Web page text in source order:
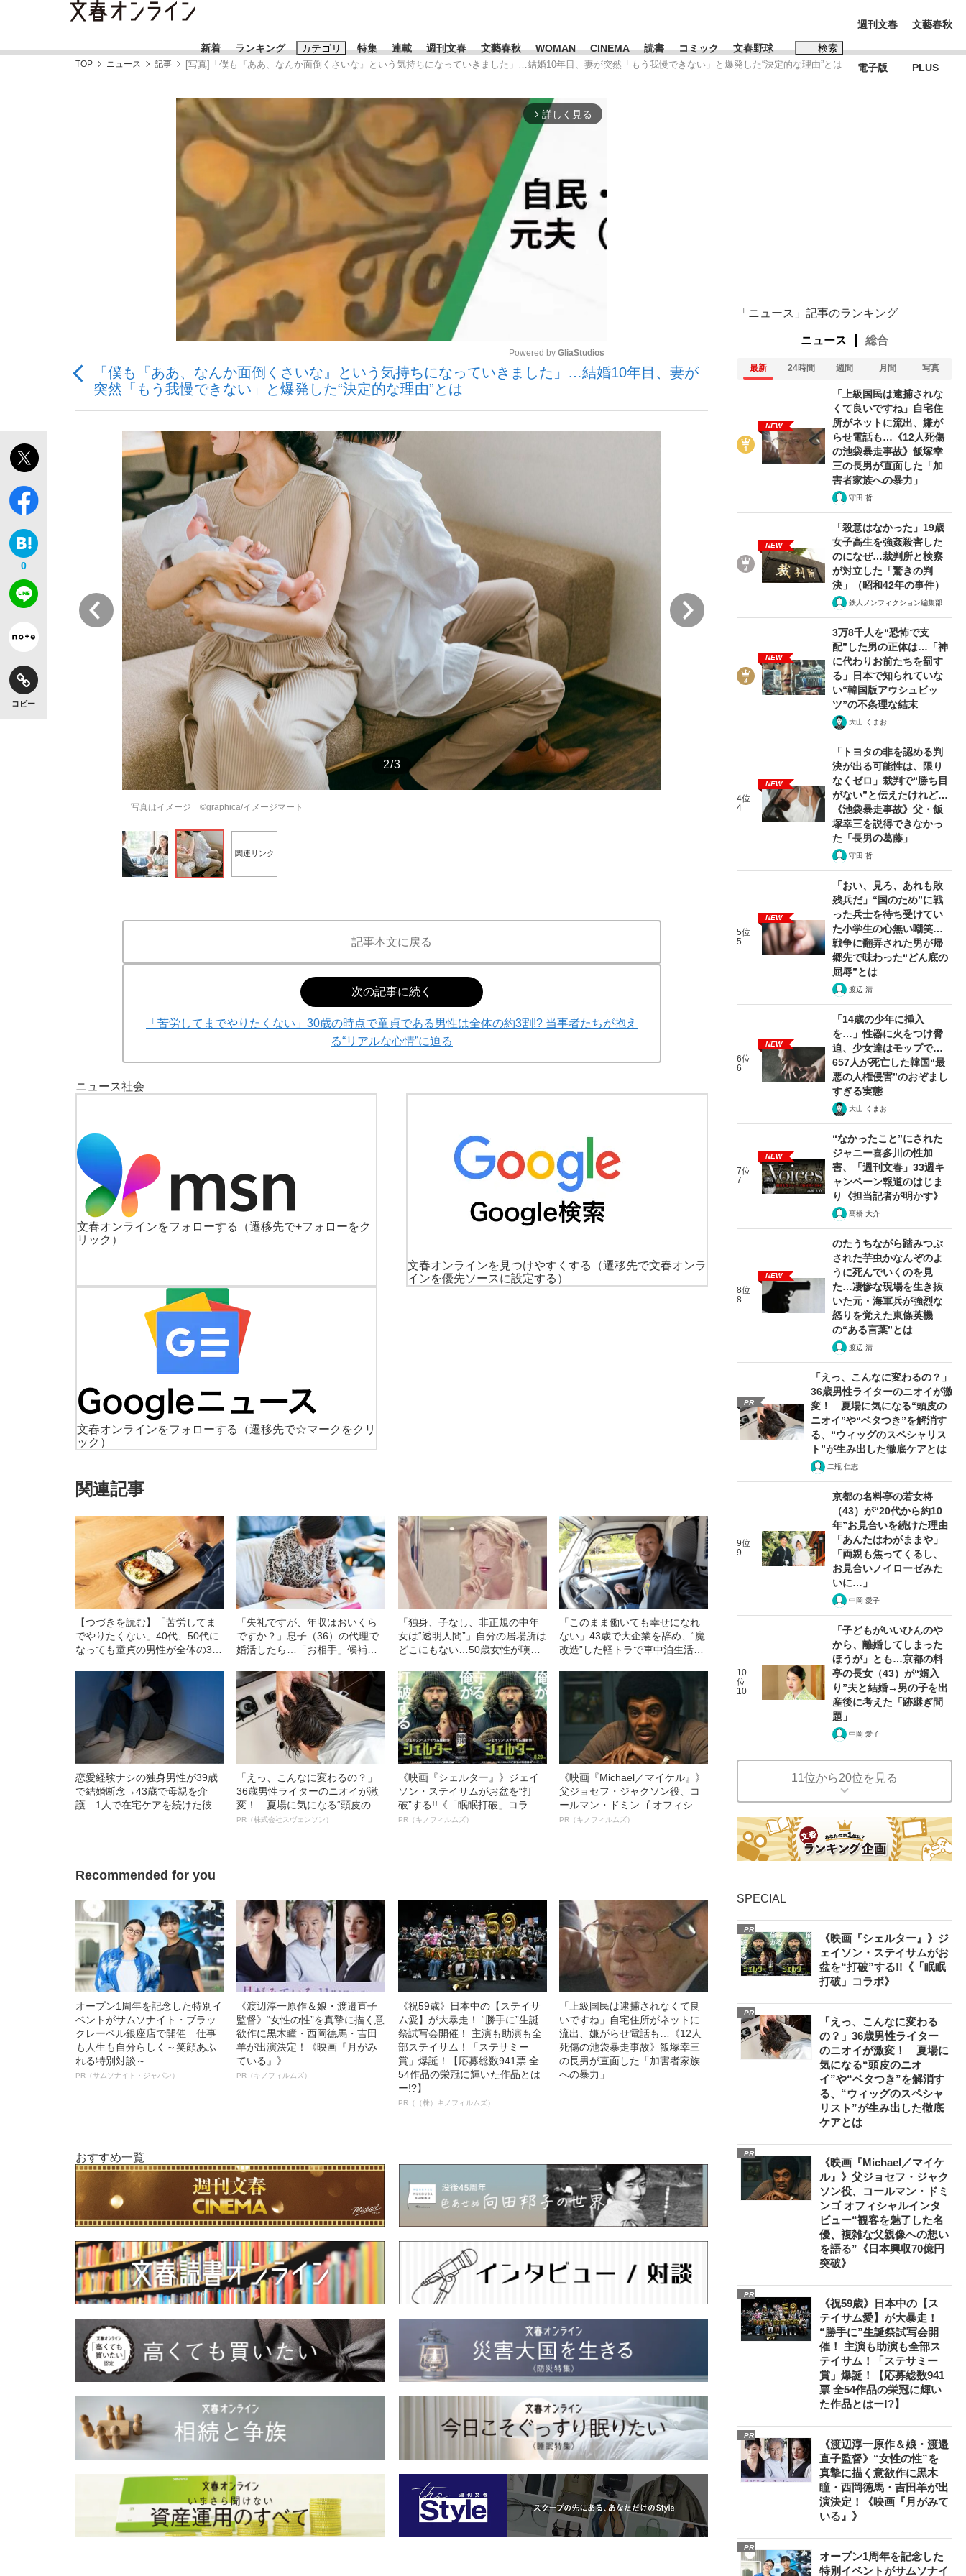
新着 ランキング カテゴリ
「90%は失敗する。でも…」本田圭佑が初めて明かした日本代表監督に...
「敗因分析は一切聞かれなかった」侍ジャパン選手が証言した“NPB聞... 「クマが悪者扱いされているのが悲しい」『北の国から』倉本聰氏（91...
「目標達成できなかったからと言って…」サッカー日本代表・森保一監督...
もっと見る
特集
終戦から81年
観る将棋、読む将棋
キングの誕生を、目撃せよ。
いまさら聞けない資産運用のすべて
the Style
もっと見る
連載 週刊文春 文藝春秋 WOMAN CINEMA 読書 コミック 文春野球 検索
おすすめのキーワードタグ一覧
#藤田晋 #三山凌輝 #高市早苗 #後藤真希 #森岡毅 #城彰二
#玉木雄一郎
#亀和田武
週刊文春
電子版
文藝春秋
PLUS
TOP ニュース 記事 [写真]「僕も『ああ、なんか面倒くさいな』という気持ちになっていきました」…結婚10年目、妻が突然「もう我慢できない」と爆発した“決定的な理由”とは
arrow_forward_ios 詳しく見る
Powered by GliaStudios
「僕も『ああ、なんか面倒くさいな』という気持ちになっていきました」…結婚10年目、妻が
突然「もう我慢できない」と爆発した“決定的な理由”とは
0
コピー
2/3
写真はイメージ ©graphica/イメージマート
「僕も『ああ、なんか面倒くさいな』という気持ちにな
う我慢できない」と爆発した“決定的な理由”とは
『モテない中年 恋愛格差と孤独を超えて』より #1 2026/
【つづきを読む】「苦労してまでやりたくない」40代
当事者たちが抱える“リアルな心情”に迫る 「失礼ですが
代理で婚活したら…「お相手」候補の親から突き付けら
規の中年女は“透明人間”」自分の居場所はどこにもな
前
関連リンク
記事本文に戻る
次の記事に続く
「苦労してまでやりたくない」30歳の時点で童貞である男性は全体の約3割!? 当事者たちが抱え
る“リアルな心情”に迫る
ニュース社会
文春オンラインをフォローする
（遷移先で+フォローをク
リック）
文春オンラインを見つけやすくする
（遷移先で文春オンラ
インを優先ソースに設定する）
文春オンラインをフォローする
（遷移先で☆マークをクリ
ック）
関連記事
【つづきを読む】「苦労してま
でやりたくない」40代、50代に
なっても童貞の男性が全体の3
な心情”に迫る
「失礼ですが、年収はおいくら
ですか？」息子（36）の代理で
婚活したら…「お相手」候補の
条件”
「独身、子なし、非正規の中年
女は“透明人間”」自分の居場所は
どこにもない…50歳女性が嘆く
会のひずみ
「このまま働いても幸せになれ
ない」43歳で大企業を辞め、“魔
改造”した軽トラで車中泊生活…
る、安定した職業を捨てた“本当
の理由”
恋愛経験ナシの独身男性が39歳
で結婚断念→43歳で母親を介
護…1人で在宅ケアを続けた彼
「えっ、こんなに変わるの？」
36歳男性ライターのニオイが激
変！ 夏場に気になる“頭皮のニ
オイ”や“ベタつき”を解消す
PR（株式会社スヴェンソン）
《映画『シェルター』》ジェイ
ソン・ステイサムがお盆を“打
破”する!!《「眠眠打破」コラ
ボ》
PR（キノフィルムズ）
《映画『Michael／マイケル』》
父ジョセフ・ジャクソン役、コ
ールマン・ドミンゴ オフィシャ
ルインタビュー“観客を魅了した
PR（キノフィルムズ）
Recommended for you
オープン1周年を記念した特別イ
ベントがサムソナイト・ブラッ
クレーベル銀座店で開催 仕事
も人生も自分らしく～笑顔あふ
れる特別対談～
PR（サムソナイト・ジャパン）
《渡辺淳一原作＆娘・渡邉直子
監督》“女性の性”を真摯に描く意
欲作に黒木瞳・西岡德馬・吉田
羊が出演決定！《映画『月がみ
ている』》
PR（キノフィルムズ）
《祝59歳》日本中の【ステイサ
ム愛】が大暴走！ “勝手に”生誕
祭試写会開催！ 主演も助演も全
部ステイサム！「ステサミー
賞」爆誕！【応募総数941票 全
54作品の栄冠に輝いた作品とは
ー!?】
PR（（株）キノフィルムズ）
「上級国民は逮捕されなくて良
いですね」自宅住所がネットに
流出、嫌がらせ電話も…《12人
死傷の池袋暴走事故》飯塚幸三
の長男が直面した「加害者家族
への暴力」
おすすめ一覧
「ニュース」記事のランキング
ニュース 総合
最新 24時間 週間 月間 写真
NEW
「上級国民は逮捕されな
くて良いですね」自宅住
所がネットに流出、嫌が
らせ電話も…《12人死傷
の池袋暴走事故》飯塚幸
三の長男が直面した「加
害者家族への暴力」
守田 哲
NEW
「殺意はなかった」19歳
女子高生を強姦殺害した
のになぜ…裁判所と検察
が対立した「驚きの判
決」（昭和42年の事件）
鉄人ノンフィクション編集部
NEW
3万8千人を“恐怖で支
配”した男の正体は…「神
に代わりお前たちを罰す
る」日本で知られていな
い“韓国版アウシュビッ
ツ”の不条理な結末
大山 くまお
4位
4
NEW
「トヨタの非を認める判
決が出る可能性は、限り
なくゼロ」裁判で“勝ち目
がない”と伝えたけれど…
《池袋暴走事故》父・飯
塚幸三を説得できなかっ
た「長男の葛藤」
守田 哲
5位
5
NEW
「おい、見ろ、あれも敗
残兵だ」“国のため”に戦
った兵士を待ち受けてい
た小学生の心無い嘲笑…
戦争に翻弄された男が帰
郷先で味わった“どん底の
屈辱”とは
渡辺 清
6位
6
NEW
「14歳の少年に挿入
を…」性器に火をつけ脅
迫、少女達はモップで…
657人が死亡した韓国“最
悪の人権侵害”のおぞまし
すぎる実態
大山 くまお
7位
7
NEW
“なかったこと”にされた
ジャニー喜多川の性加
害、「週刊文春」33週キ
ャンペーン報道のはじま
り《担当記者が明かす》
髙橋 大介
8位
8
NEW
のたうちながら踏みつぶ
された芋虫かなんぞのよ
うに死んでいくのを見
た…凄惨な現場を生き抜
いた元・海軍兵が強烈な
怒りを覚えた東條英機
の“ある言葉”とは
渡辺 清
PR
「えっ、こんなに変わるの？」
36歳男性ライターのニオイが激
変！ 夏場に気になる“頭皮の
ニオイ”や“ベタつき”を解消す
る、“ウィッグのスペシャリス
ト”が生み出した徹底ケアとは
二瓶 仁志
9位
9
京都の名料亭の若女将
（43）が“20代から約10
年”お見合いを続けた理由
「あんたはわがままや」
「両親も焦ってくるし、
お見合いノイローゼみた
いに…」
中岡 愛子
10
位
10
「子どもがいいひんのや
から、離婚してしまった
ほうが」とも…京都の料
亭の長女（43）が“婿入
り”夫と結婚→男の子を出
産後に考えた「跡継ぎ問
題」
中岡 愛子
11位から20位を見る
SPECIAL
PR
《映画『シェルター』》ジ
ェイソン・ステイサムがお
盆を“打破”する!!《「眠眠
打破」コラボ》
PR
「えっ、こんなに変わる
の？」36歳男性ライター
のニオイが激変！ 夏場に
気になる“頭皮のニオ
イ”や“ベタつき”を解消す
る、“ウィッグのスペシャ
リスト”が生み出した徹底
ケアとは
PR
《映画『Michael／マイケ
ル』》父ジョセフ・ジャク
ソン役、コールマン・ドミ
ンゴ オフィシャルインタ
ビュー“観客を魅了した名
優、複雑な父親像への想い
を語る”《日本興収70億円
突破》
PR
《祝59歳》日本中の【ス
テイサム愛】が大暴走！
“勝手に”生誕祭試写会開
催！ 主演も助演も全部ス
テイサム！「ステサミー
賞」爆誕！【応募総数941
票 全54作品の栄冠に輝い
た作品とはー!?】
PR
《渡辺淳一原作＆娘・渡邉
直子監督》“女性の性”を
真摯に描く意欲作に黒木
瞳・西岡德馬・吉田羊が出
演決定！《映画『月がみて
いる』》
PR
オープン1周年を記念した
特別イベントがサムソナイ